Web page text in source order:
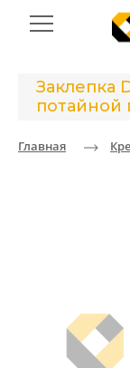
Заклепка
потайной
Главная